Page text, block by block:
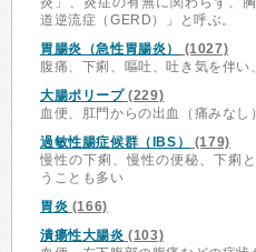
道逆流症（GERD）」と呼ぶ。
胃腸炎（急性胃腸炎）
(1027)
腹痛、下痢、嘔吐、吐き気を伴い
大腸ポリープ(229)
血便、肛門からの出血（痛みなし）
過敏性腸症候群（IBS）
(179)
慢性の下痢、慢性の便秘、下痢
うことも多い
胃炎 (166)
潰瘍性大腸炎 (103)